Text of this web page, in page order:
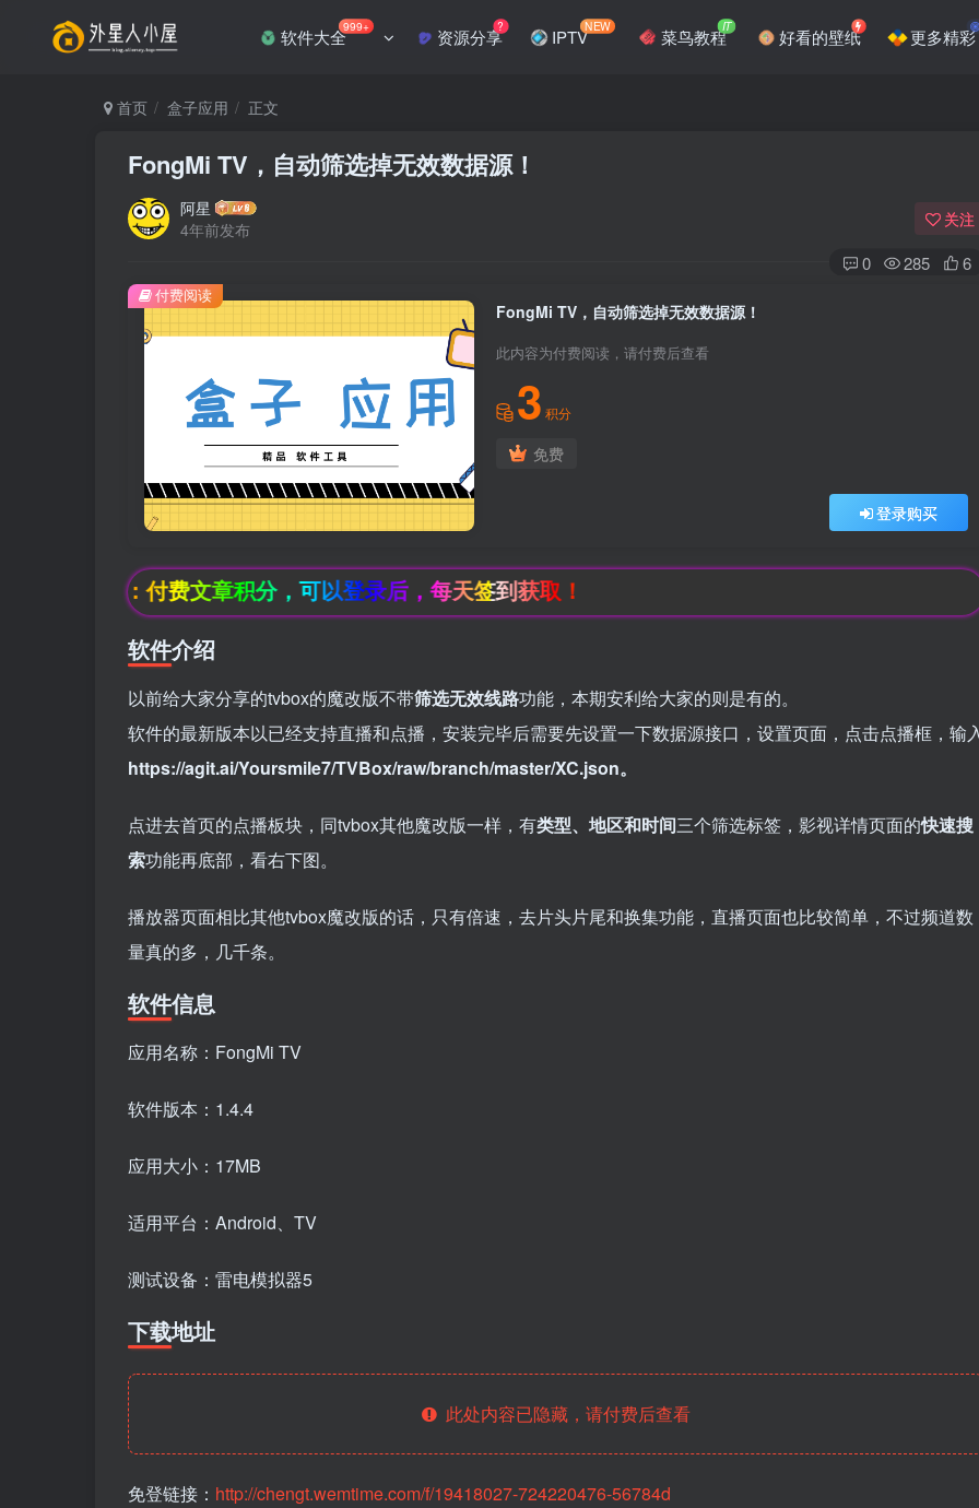
软件大全999+ 资源分享
? IPTVNEW 菜鸟教程IT 好看的壁纸 更多精彩
首页 盒子应用 正文
FongMi TV，自动筛选掉无效数据源！
阿星
4年前发布
关注
0 285 6
FongMi TV，自动筛选掉无效数据源！
此内容为付费阅读，请付费后查看
3 积分
免费
登录购买
付费阅读
公告：付费文章积分，可以登录后，每天签到获取！
软件介绍
以前给大家分享的tvbox的魔改版不带筛选无效线路功能，本期安利给大家的则是有的。
软件的最新版本以已经支持直播和点播，安装完毕后需要先设置一下数据源接口，设置页面，点击点播框，输
https://agit.ai/Yoursmile7/TVBox/raw/branch/master/XC.json。
点进去首页的点播板块，同tvbox其他魔改版一样，有类型、地区和时间三个筛选标签，影视详情页面的快速搜
索功能再底部，看右下图。
播放器页面相比其他tvbox魔改版的话，只有倍速，去片头片尾和换集功能，直播页面也比较简单，不过频道数
量真的多，几千条。
软件信息
应用名称：FongMi TV
软件版本：1.4.4
应用大小：17MB
适用平台：Android、TV
测试设备：雷电模拟器5
下载地址
此处内容已隐藏，请付费后查看
免登链接： http://chengt.wemtime.com/f/19418027-724220476-56784d